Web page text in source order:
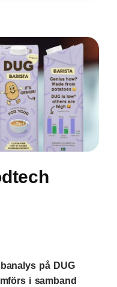
på DUG
i samband